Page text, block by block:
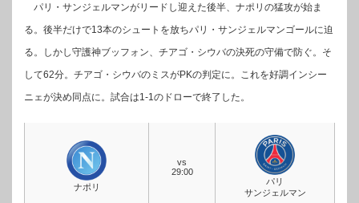
パリ・サンジェルマンがリードし迎えた後半、ナポリの猛攻が始ま
る。後半だけで13本のシュートを放ちパリ・サンジェルマンゴールに迫
る。しかし守護神ブッフォン、チアゴ・シウバの決死の守備で防ぐ。そ
して62分。チアゴ・シウバのミスがPKの判定に。これを好調インシー
ニェが決め同点に。試合は1-1のドローで終了した。
ナポリ
vs
29:00
パリ
サンジェルマン